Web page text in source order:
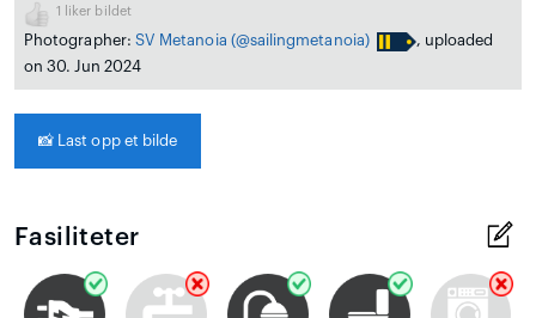
1 liker bildet
Photographer: SV Metanoia (@sailingmetanoia)
, uploaded
on 30. Jun 2024
📸 Last opp et bilde
Fasiliteter